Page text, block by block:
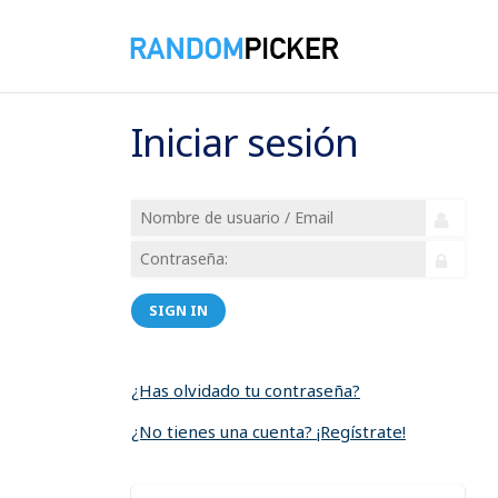
Iniciar sesión
SIGN IN
¿Has olvidado tu contraseña?
¿No tienes una cuenta? ¡Regístrate!